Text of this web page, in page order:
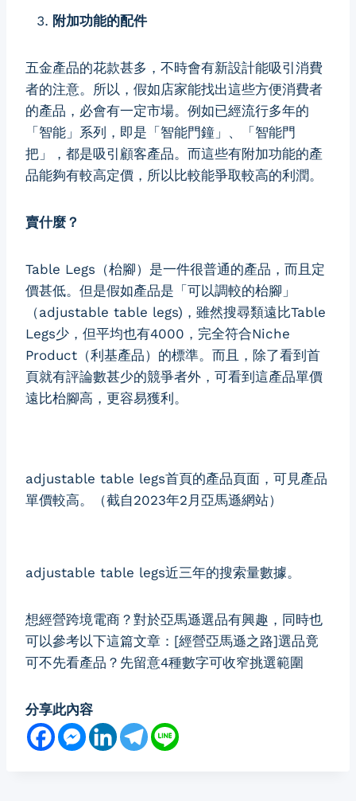
附加功能的配件
五金產品的花款甚多，不時會有新設計能吸引消費
者的注意。所以，假如店家能找出這些方便消費者
的產品，必會有一定市場。例如已經流行多年的
「智能」系列，即是「智能門鐘」、「智能門
把」，都是吸引顧客產品。而這些有附加功能的產
品能夠有較高定價，所以比較能爭取較高的利潤。
賣什麼？
Table Legs（枱腳）是一件很普通的產品，而且定
價甚低。但是假如產品是「可以調較的枱腳」
（adjustable table legs)，雖然搜尋類遠比Table
Legs少，但平均也有4000，完全符合Niche
Product（利基產品）的標準。而且，除了看到首
頁就有評論數甚少的競爭者外，可看到這產品單價
遠比枱腳高，更容易獲利。
adjustable table legs首頁的產品頁面，可見產品
單價較高。（截自2023年2月亞馬遜網站）
adjustable table legs近三年的搜索量數據。
想經營跨境電商？對於亞馬遜選品有興趣，同時也
可以參考以下這篇文章： [經營亞馬遜之路]選品竟
可不先看產品？先留意4種數字可收窄挑選範圍
分享此內容